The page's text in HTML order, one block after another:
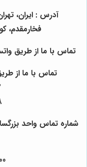
آدرس : ایران،
فخارمقدم، کوچه
تماس با ما از طریق واتس اپ
تماس با ما از
شماره تماس واحد بزرگسال